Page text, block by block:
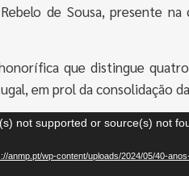
de Sousa, presente
que distingue
em prol da consolidação
not supported or source(s) not
anmp.pt/wp-content/uploads/2024/05/40-